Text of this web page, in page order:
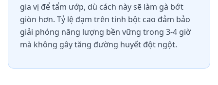
gia vị để tẩm ướp, dù cách này sẽ làm gà bớt
giòn hơn. Tỷ lệ đạm trên tinh bột cao đảm bảo
giải phóng năng lượng bền vững trong 3-4 giờ
mà không gây tăng đường huyết đột ngột.